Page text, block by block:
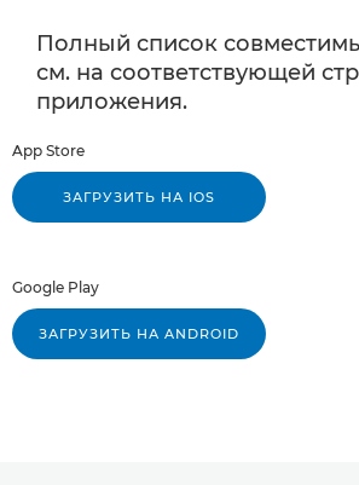
Полный список
см. на соответствующей
приложения.
App Store
ЗАГРУЗИТЬ НА IOS
Google Play
ЗАГРУЗИТЬ НА ANDROID